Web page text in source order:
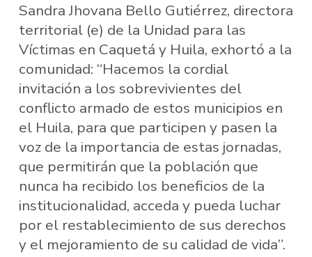
Sandra Jhovana Bello Gutiérrez, directora
territorial (e) de la Unidad para las
Víctimas en Caquetá y Huila, exhortó a la
comunidad: “Hacemos la cordial
invitación a los sobrevivientes del
conflicto armado de estos municipios en
el Huila, para que participen y pasen la
voz de la importancia de estas jornadas,
que permitirán que la población que
nunca ha recibido los beneficios de la
institucionalidad, acceda y pueda luchar
por el restablecimiento de sus derechos
y el mejoramiento de su calidad de vida”.